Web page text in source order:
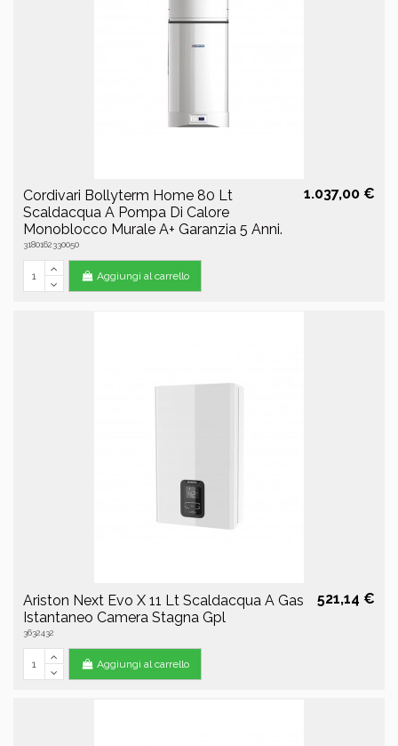
Cordivari Bollyterm Home 80 Lt
Scaldacqua A Pompa Di Calore
Monoblocco Murale A+ Garanzia 5 Anni.
3180162330050
1.037,00 €
Aggiungi al carrello
Ariston Next Evo X 11 Lt Scaldacqua A Gas
Istantaneo Camera Stagna Gpl
3632432
521,14 €
Aggiungi al carrello